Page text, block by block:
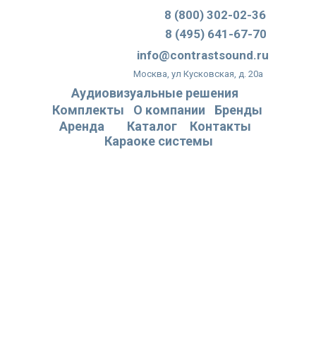
Каталог
Комплекты Бренды
О компании
Контакты
Москва, ул Кусковская, д. 20а
info@contrastsound.ru
8 (495) 641-67-70
8 (800) 302-02-36
Аренда
Аудиовизуальные решения
Караоке системы